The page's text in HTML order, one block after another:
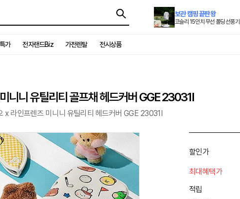
보관 캠핑 끝판왕
코슬리 15인치 무선 폴딩 선풍기
가 전자랜드Biz 가전렌탈 전시상품
니니 유틸리티 골프채 헤드커버 GGE 23031I
x 라인프렌즈 미니니 유틸리티 헤드커버 GGE 23031I
할인가
최대혜택가
적립